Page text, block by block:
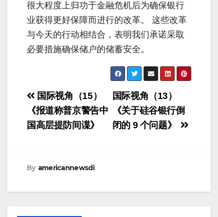
很大程度上归功于金融危机后为确保银行
业获得更好保障而进行的改革。 这些改革
与今天的行动相结合，表明我们承诺采取
必要措施确保储户的储蓄安全。
Post
navigation
国际视角（13）
《关于硅谷银行倒
闭的 9 个问题》
国际视角（15）
《报道称普京警告中
国高层提防间谍》
By americannewsdi